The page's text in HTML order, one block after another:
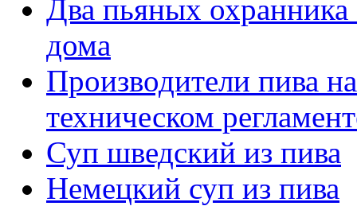
Два пьяных
дома
Производители пива
техническом
Суп шведский из пива
Немецкий суп из пива